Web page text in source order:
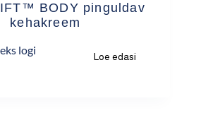
BODY pinguldav
kehakreem
logi
Loe edasi